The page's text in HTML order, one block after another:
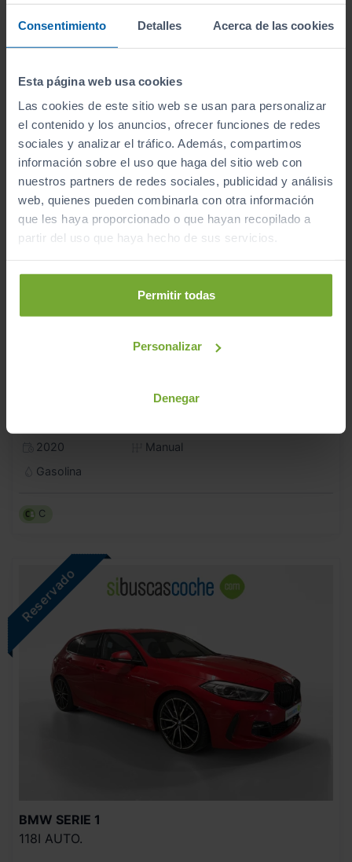
Consentimiento Detalles Acerca de las cookies
Esta página web usa cookies
Las cookies de este sitio web se usan para personalizar
el contenido y los anuncios, ofrecer funciones de redes
sociales y analizar el tráfico. Además, compartimos
información sobre el uso que haga del sitio web con
nuestros partners de redes sociales, publicidad y análisis
web, quienes pueden combinarla con otra información
que les haya proporcionado o que hayan recopilado a
partir del uso que haya hecho de sus servicios.
Permitir todas
Personalizar
Denegar
86.276 km
2018
Manual
Diésel
€/mes
2020
Manual
Gasolina
C
BMW SERIE 1
118I AUTO.